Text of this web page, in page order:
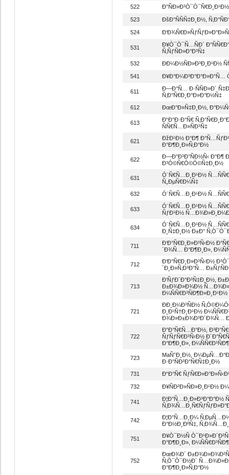
522
523 ÐšÐ°ÑÑÑ‡Ð¸Ð½,
524
531
Ð¥Ò¯Ò¯Ñ…ÑÐ´
Ñ‚ÑƒÑÐ»Ð°Ð³Ñ‡
532
Ð­Ð¼Ð½ÑÐ»Ð³Ð¸Ð¹Ð½
541 Ð¥Ð°Ð¼Ð³Ð°Ð°Ð»Ð°Ñ…
611
Ð—Ð°Ñ… Ð·ÑÑÐ»Ð´
Ñ‚Ð°Ñ€Ð¸Ð°Ð»Ð°Ð½Ñ‡
612
ÐœÐ°Ð»Ñ‡Ð¸Ð½,
613
Ð“Ð°Ð·Ð°Ñ€
ÑÑ€Ñ…Ð»ÑÐ³Ñ‡
621
ÐžÐ¹Ð½ Ð°Ð¶
Ð°Ð¶Ð¸Ð»Ñ‚Ð°Ð½
622
Ð—Ð°Ð³Ð°ÑÐ½Ñ‹ Ð°Ð¶
Ð³Ó©Ñ€Ó©Ó©Ñ‡Ð¸Ð½
631
Ó¨Ñ€Ñ…Ð¸Ð¹Ð½
Ñ„ÐµÑ€Ð¼Ñ‡
632
Ó¨Ñ€Ñ…Ð¸Ð¹Ð½
633
Ó¨Ñ€Ñ…Ð¸Ð¹Ð½
ÑƒÐ¹Ð½
634
Ó¨Ñ€Ñ…Ð¸Ð¹Ð½
Ð¸Ñ‡Ð¸Ð½ Ð±Ð°
711
Ð‘Ð°Ñ€Ð¸Ð»Ð³Ñ‹Ð½
´Ð¾Ñ… Ð°Ð¶Ð¸Ð»,
712
Ð‘Ð°Ñ€Ð¸Ð»Ð³Ñ‹Ð½
´Ð¸Ð»Ñ‚Ð³Ð°Ñ…
713
Ð‘ÑƒÐ´Ð°Ð³Ñ‡Ð¸Ð½,
Ð±Ð¾Ð»Ð¾Ð½
721
ÐÐ¸Ð¼Ð³ÑÐ½
Ð¸Ð¹Ñ†Ð¸Ð¹Ð½
Ð¾Ð»Ð±Ð¾Ð³Ð´Ð¾Ñ…
722
Ð”Ð°Ñ€Ñ…Ð°Ð½,
ÑƒÑƒÑ€Ð³Ñ‹Ð½
Ð°Ð¶Ð¸Ð»,
723
MaÑˆÐ¸Ð½,
Ð·Ð°ÑÐ²Ð°Ñ€Ñ‡Ð¸Ð½
731
Ð“Ð°Ñ€
732 Ð¥ÑÐ²Ð»ÑÐ»Ð¸Ð¹Ð½
741
Ð¦Ð°Ñ…Ð¸Ð»Ð³Ð°Ð°Ð½
742
Ð¦Ð°Ñ…Ð¸Ð¼
Ð°Ð½Ð¸ÐºÑ‡,
751
Ð¥Ò¯Ð½Ñ
Ð°Ð¶Ð¸Ð»,
752
ÐœÐ¾Ð´
Ñ‚Ò¯Ò¯Ð½Ð´
Ð°Ð¶Ð¸Ð»Ñ‚Ð°Ð½